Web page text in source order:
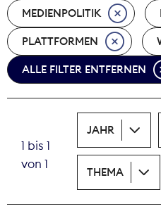
Nova
Theodor-
MEDIENPOLITIK
PLATTFORMEN
ALLE FILTER ENTFERNEN
1 bis 1
von 1
JAHR
THEMA